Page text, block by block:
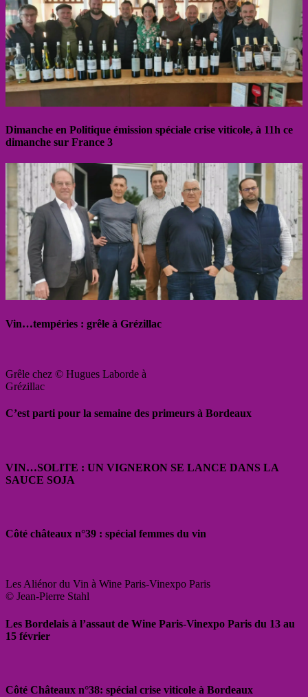
Dimanche en Politique émission spéciale crise viticole, à 11h ce
dimanche sur France 3
Vin…tempéries : grêle à Grézillac
Grêle chez © Hugues Laborde à
Grézillac
C’est parti pour la semaine des primeurs à Bordeaux
VIN…SOLITE : UN VIGNERON SE LANCE DANS LA
SAUCE SOJA
Côté châteaux n°39 : spécial femmes du vin
Les Aliénor du Vin à Wine Paris-Vinexpo Paris
© Jean-Pierre Stahl
Les Bordelais à l’assaut de Wine Paris-Vinexpo Paris du 13 au
15 février
Côté Châteaux n°38: spécial crise viticole à Bordeaux